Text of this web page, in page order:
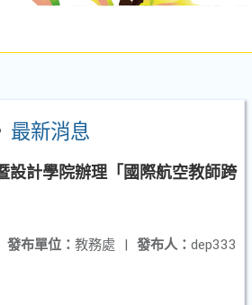
最新消息
設計學院辦理「國際航空教師跨
發布人： dep333
發布單位： 教務處 |